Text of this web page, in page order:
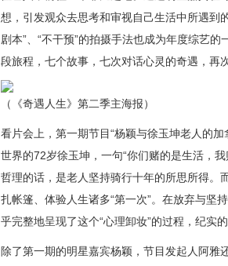
想，引发观众去思考和审视自己生活中所遇到
剧本”、“不干预”的拍摄手法也成为年度综艺的
段旅程，七个故事，七次对话心灵的奇遇， 再
（《奇遇人生》第二季主海报）
看片会上，第一期节目“杨颖与徐玉坤老人的加
世界的72岁徐玉坤，一句“你们赌的是生活，
哲理的话，是老人坚持骑行十年的所思所得。
扎帐篷、 体验人生诸多“第一次”。 在放弃与坚
乎完整地呈现了这个“心理卸妆”的过程，纪实
除了第一期的明星嘉宾杨颖， 节目 发起人阿雅